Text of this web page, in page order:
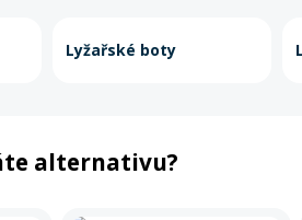
Lyžařské boty
alternativu?